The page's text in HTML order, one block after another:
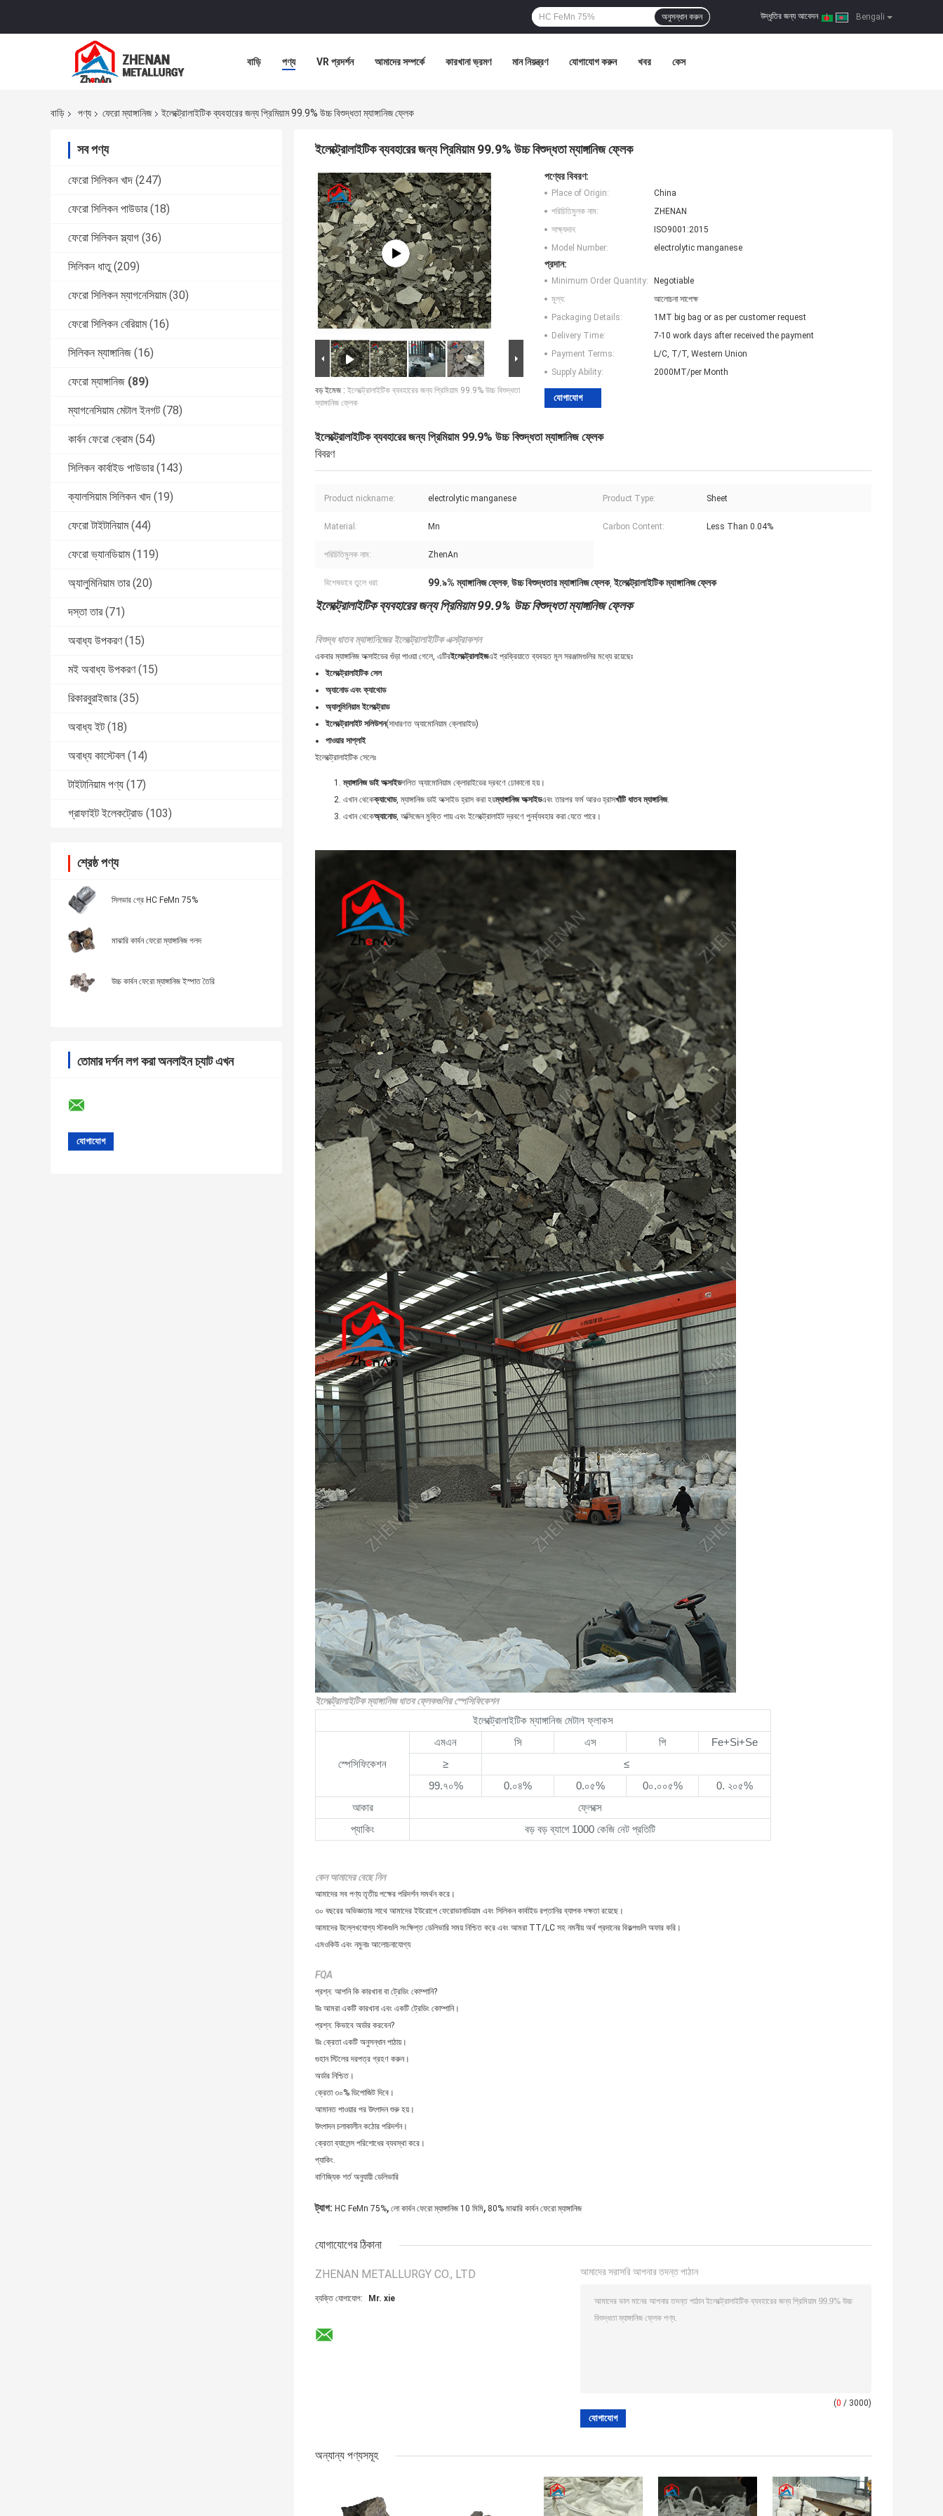
Bengali
উদ্ধৃতির জন্য আবেদন |
অনুসন্ধান করুন
বাড়ি পণ্য VR প্রদর্শন আমাদের সম্পর্কে কারখানা ভ্রমণ মান নিয়ন্ত্রণ যোগাযোগ করুন খবর কেস
বাড়ি পণ্য ফেরো ম্যাঙ্গানিজ ইলেক্ট্রোলাইটিক ব্যবহারের জন্য প্রিমিয়াম 99.9% উচ্চ বিশুদ্ধতা ম্যাঙ্গানিজ ফ্লেক
সব পণ্য
ফেরো সিলিকন খাদ (247)
ফেরো সিলিকন পাউডার (18)
ফেরো সিলিকন স্ল্যাগ (36)
সিলিকন ধাতু (209)
ফেরো সিলিকন ম্যাগনেসিয়াম (30)
ফেরো সিলিকন বেরিয়াম (16)
সিলিকন ম্যাঙ্গানিজ (16)
ফেরো ম্যাঙ্গানিজ (89)
ম্যাগনেসিয়াম মেটাল ইনগট (78)
কার্বন ফেরো ক্রোম (54)
সিলিকন কার্বাইড পাউডার (143)
ক্যালসিয়াম সিলিকন খাদ (19)
ফেরো টাইটানিয়াম (44)
ফেরো ভ্যানডিয়াম (119)
অ্যালুমিনিয়াম তার (20)
দস্তা তার (71)
অবাধ্য উপকরণ (15)
মই অবাধ্য উপকরণ (15)
রিকারবুরাইজার (35)
অবাধ্য ইট (18)
অবাধ্য কাস্টেবল (14)
টাইটানিয়াম পণ্য (17)
গ্রাফাইট ইলেকট্রোড (103)
শ্রেষ্ঠ পণ্য
সিলভার গ্রে HC FeMn 75%
মাঝারি কার্বন ফেরো ম্যাঙ্গানিজ গলদ
উচ্চ কার্বন ফেরো ম্যাঙ্গানিজ ইস্পাত তৈরি
তোমার দর্শন লগ করা অনলাইন চ্যাট এখন
ইলেক্ট্রোলাইটিক ব্যবহারের জন্য প্রিমিয়াম 99.9% উচ্চ বিশুদ্ধতা ম্যাঙ্গানিজ ফ্লেক
বড় ইমেজ : ইলেক্ট্রোলাইটিক ব্যবহারের জন্য প্রিমিয়াম 99.9% উচ্চ বিশুদ্ধতা
ম্যাঙ্গানিজ ফ্লেক
পণ্যের বিবরণ:
Place of Origin:
China
পরিচিতিমুলক নাম:
ZHENAN
সাক্ষ্যদান:
ISO9001:2015
Model Number:
electrolytic manganese
প্রদান:
Minimum Order Quantity:
Negotiable
মূল্য:
আলোচনা সাপেক্ষ
Packaging Details:
1MT big bag or as per customer request
Delivery Time:
7-10 work days after received the payment
Payment Terms:
L/C, T/T, Western Union
Supply Ability:
2000MT/per Month
যোগাযোগ
ইলেক্ট্রোলাইটিক ব্যবহারের জন্য প্রিমিয়াম 99.9% উচ্চ বিশুদ্ধতা ম্যাঙ্গানিজ ফ্লেক
বিবরণ
Product nickname: electrolytic manganese Product Type: Sheet
Material: Mn Carbon Content: Less Than 0.04%
পরিচিতিমুলক নাম: ZhenAn
বিশেষভাবে তুলে ধরা: 99.৯% ম্যাঙ্গানিজ ফ্লেক, উচ্চ বিশুদ্ধতার ম্যাঙ্গানিজ ফ্লেক, ইলেক্ট্রোলাইটিক ম্যাঙ্গানিজ ফ্লেক
ইলেক্ট্রোলাইটিক ব্যবহারের জন্য প্রিমিয়াম 99.9% উচ্চ বিশুদ্ধতা ম্যাঙ্গানিজ ফ্লেক
বিশুদ্ধ ধাতব ম্যাঙ্গানিজের ইলেক্ট্রোলাইটিক এক্সট্রাকশন
একবার ম্যাঙ্গানিজ অক্সাইডের গুঁড়া পাওয়া গেলে, এটিরইলেক্ট্রোলাইজএই প্রক্রিয়াতে ব্যবহৃত মূল সরঞ্জামগুলির মধ্যে রয়েছেঃ
ইলেক্ট্রোলাইটিক সেল
অ্যানোড এবং ক্যাথোড
অ্যালুমিনিয়াম ইলেক্ট্রোড
ইলেক্ট্রোলাইট সলিউশন(সাধারণত অ্যামোনিয়াম ক্লোরাইড)
পাওয়ার সাপ্লাই
ইলেক্ট্রোলাইটিক সেলেঃ
ম্যাঙ্গানিজ ডাই অক্সাইডগলিত অ্যামোনিয়াম ক্লোরাইডের দ্রবণে ঢোকানো হয়।
এখান থেকেক্যাথোড, ম্যাঙ্গানিজ ডাই অক্সাইড হ্রাস করা হয়ম্যাঙ্গানিজ অক্সাইডএবং তারপর ফর্ম আরও হ্রাসখাঁটি ধাতব ম্যাঙ্গানিজ.
এখান থেকেঅ্যানোড, অক্সিজেন মুক্তি পায় এবং ইলেক্ট্রোলাইট দ্রবণে পুনর্ব্যবহার করা যেতে পারে।
ইলেক্ট্রোলাইটিক ম্যাঙ্গানিজ ধাতব ফ্লেকগুলির স্পেসিফিকেশন
ইলেক্ট্রোলাইটিক ম্যাঙ্গানিজ মেটাল ফ্লাকস
স্পেসিফিকেশন
এমএন সি এস পি
Fe+Si+Se
≥
≤
99.৭০%
0.০৪% 0.০৫% 0০.০০৫%
0. ২০৫%
আকার
ফ্লেক্সে
প্যাকিং
বড় বড় ব্যাগে 1000 কেজি নেট প্রতিটি
কেন আমাদের বেছে নিন
আমাদের সব পণ্য তৃতীয় পক্ষের পরিদর্শন সমর্থন করে।
৩০ বছরের অভিজ্ঞতার সাথে আমাদের ইউরোপে ফেরোভানাডিয়াম এবং সিলিকন কার্বাইড রপ্তানির ব্যাপক দক্ষতা রয়েছে।
আমাদের উল্লেখযোগ্য স্টকগুলি সংক্ষিপ্ত ডেলিভারি সময় নিশ্চিত করে এবং আমরা TT/LC সহ নমনীয় অর্থ প্রদানের বিকল্পগুলি অফার করি।
এমওকিউ এবং নমুনাঃ আলোচনাযোগ্য
FQA
প্রশ্ন: আপনি কি কারখানা বা ট্রেডিং কোম্পানি?
উঃ আমরা একটি কারখানা এবং একটি ট্রেডিং কোম্পানি।
প্রশ্ন: কিভাবে অর্ডার করবেন?
উঃ ক্রেতা একটি অনুসন্ধান পাঠায়।
গুহান স্টিলের দরপত্র গ্রহণ করুন।
অর্ডার নিশ্চিত।
ক্রেতা ৩০% ডিপোজিট দিবে।
আমানত পাওয়ার পর উৎপাদন শুরু হয়।
উৎপাদন চলাকালীন কঠোর পরিদর্শন।
ক্রেতা ব্যালেন্স পরিশোধের ব্যবস্থা করে।
প্যাকিং.
বাণিজ্যিক শর্ত অনুযায়ী ডেলিভারি
ট্যাগ: HC FeMn 75%, লো কার্বন ফেরো ম্যাঙ্গানিজ 10 মিমি, 80% মাঝারি কার্বন ফেরো ম্যাঙ্গানিজ
যোগাযোগের ঠিকানা
ZHENAN METALLURGY CO., LTD
ব্যক্তি যোগাযোগ: Mr. xie
আমাদের সরাসরি আপনার তদন্ত পাঠান
(0 / 3000)
অন্যান্য পণ্যসমূহ